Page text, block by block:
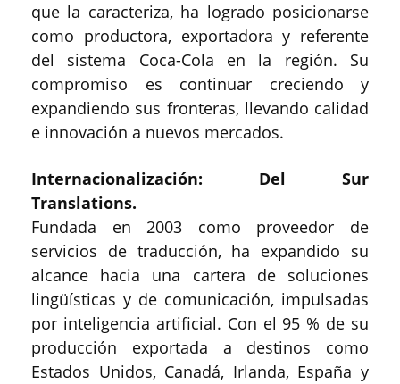
que la caracteriza, ha logrado posicionarse
como productora, exportadora y referente
del sistema Coca-Cola en la región. Su
compromiso es continuar creciendo y
expandiendo sus fronteras, llevando calidad
e innovación a nuevos mercados.
Internacionalización: Del Sur
Translations.
Fundada en 2003 como proveedor de
servicios de traducción, ha expandido su
alcance hacia una cartera de soluciones
lingüísticas y de comunicación, impulsadas
por inteligencia artificial. Con el 95 % de su
producción exportada a destinos como
Estados Unidos, Canadá, Irlanda, España y